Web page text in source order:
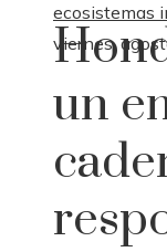
ecosistemas
viernes,
un